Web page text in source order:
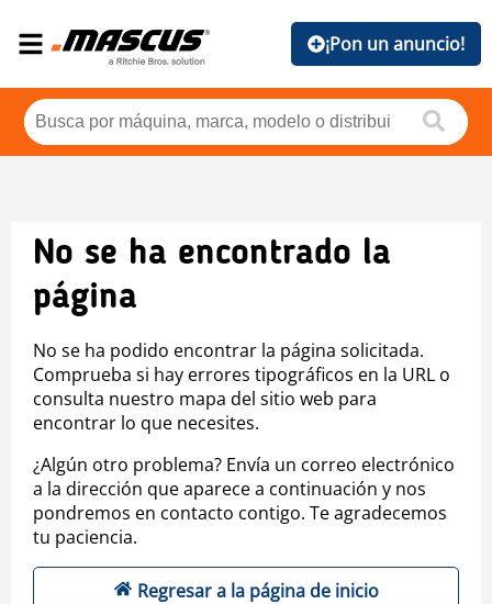
¡Pon un anuncio!
No se ha encontrado la
página
No se ha podido encontrar la página solicitada.
Comprueba si hay errores tipográficos en la URL o
consulta nuestro mapa del sitio web para
encontrar lo que necesites.
¿Algún otro problema? Envía un correo electrónico
a la dirección que aparece a continuación y nos
pondremos en contacto contigo. Te agradecemos
tu paciencia.
Regresar a la página de inicio